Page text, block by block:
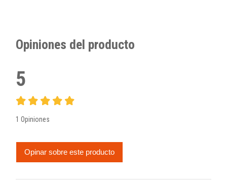
Opiniones del producto
5
1 Opiniones
Opinar sobre este producto